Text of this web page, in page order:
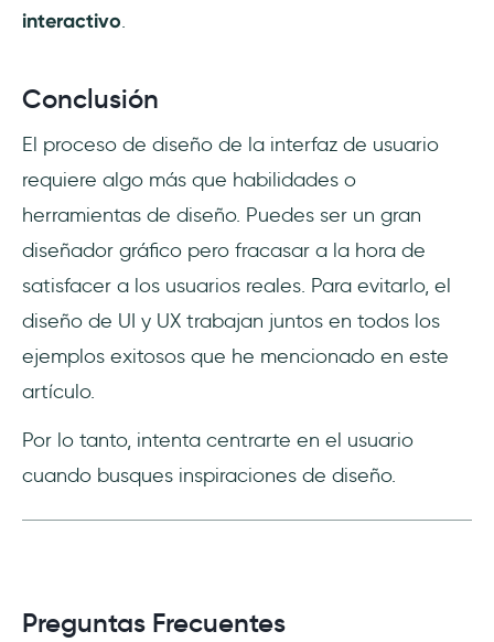
interactivo.
Conclusión
El proceso de diseño de la interfaz de usuario
requiere algo más que habilidades o
herramientas de diseño. Puedes ser un gran
diseñador gráfico pero fracasar a la hora de
satisfacer a los usuarios reales. Para evitarlo, el
diseño de UI y UX trabajan juntos en todos los
ejemplos exitosos que he mencionado en este
artículo.
Por lo tanto, intenta centrarte en el usuario
cuando busques inspiraciones de diseño.
Preguntas Frecuentes